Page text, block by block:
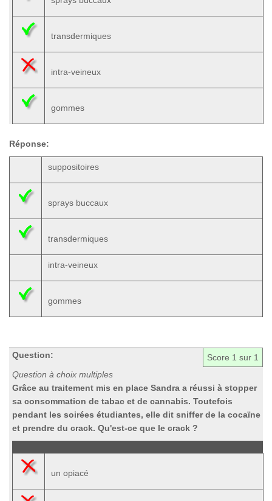
transdermiques
intra-veineux
gommes
Réponse:
suppositoires
sprays buccaux
transdermiques
intra-veineux
gommes
Score 1 sur 1
Question:
Question à choix multiples
Grâce au traitement mis en place Sandra a réussi à stopper
sa consommation de tabac et de cannabis. Toutefois
pendant les soirées étudiantes, elle dit sniffer de la cocaïne
et prendre du crack. Qu'est-ce que le crack ?
un opiacé